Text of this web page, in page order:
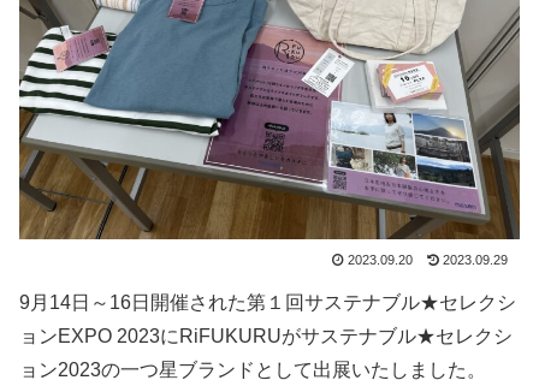
2023.09.20 2023.09.29
9月14日～16日開催された第１回サステナブル★セレクシ
ョンEXPO 2023にRiFUKURUがサステナブル★セレクシ
ョン2023の一つ星ブランドとして出展いたしました。